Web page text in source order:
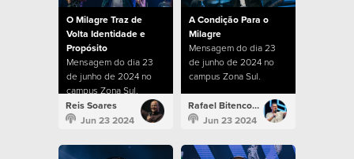
O Milagre Traz de
Volta Identidade e
Propósito
Mensagem do dia 23
de junho de 2024 no
campus Zona Sul.
Reis Soares
Jun 23 2024
A Condição Para o
Milagre
Mensagem do dia 23
de junho de 2024 no
campus Zona Sul.
Rafael Bitencourt
Jun 23 2024